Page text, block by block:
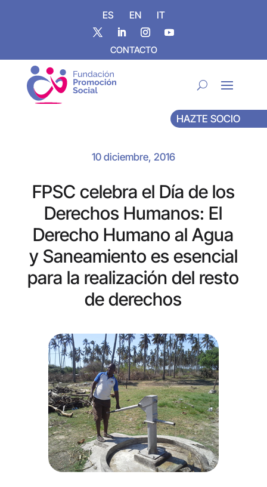
ES EN IT
CONTACTO
HAZTE SOCIO
10 diciembre, 2016
FPSC celebra el Día de los
Derechos Humanos: El
Derecho Humano al Agua
y Saneamiento es esencial
para la realización del resto
de derechos